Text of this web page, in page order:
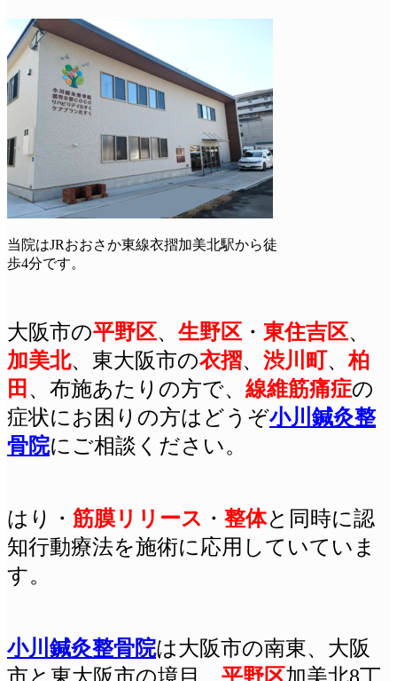
当院はJRおおさか東線衣摺加美北駅から徒
歩4分です。
大阪市の平野区、 生野区 ・ 東住吉区、
加美北、東大阪市の衣摺、 渋川町 、柏
田 、布施あたりの方で、 線維筋痛症の
症状にお困りの方はどうぞ小川鍼灸整
骨院にご相談ください。
はり ・ 筋膜リリース ・ 整体と同時に認
知行動療法を施術に応用していていま
す。
小川鍼灸整骨院は大阪市の南東、大阪